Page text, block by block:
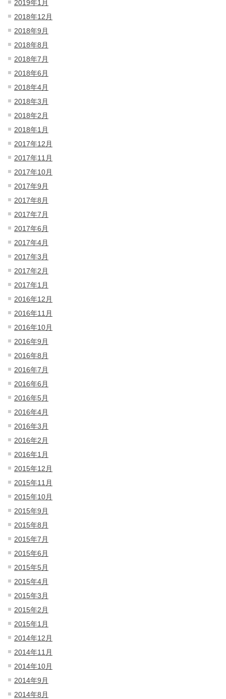
2019年1月
2018年12月
2018年9月
2018年8月
2018年7月
2018年6月
2018年4月
2018年3月
2018年2月
2018年1月
2017年12月
2017年11月
2017年10月
2017年9月
2017年8月
2017年7月
2017年6月
2017年4月
2017年3月
2017年2月
2017年1月
2016年12月
2016年11月
2016年10月
2016年9月
2016年8月
2016年7月
2016年6月
2016年5月
2016年4月
2016年3月
2016年2月
2016年1月
2015年12月
2015年11月
2015年10月
2015年9月
2015年8月
2015年7月
2015年6月
2015年5月
2015年4月
2015年3月
2015年2月
2015年1月
2014年12月
2014年11月
2014年10月
2014年9月
2014年8月